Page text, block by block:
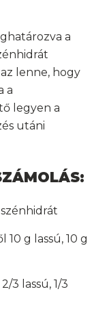
a
lenne, hogy
a
legyen a
utáni
10 g lassú, 10 g
3 lassú, 1/3